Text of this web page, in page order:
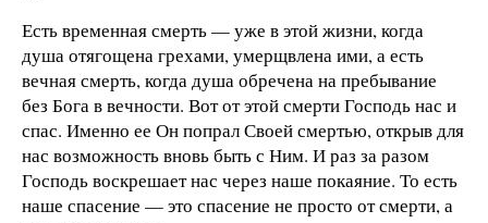
Есть временная смерть — уже в этой жизни, когда
душа отягощена грехами, умерщвлена ими, а есть
вечная смерть, когда душа обречена на пребывание
без Бога в вечности. Вот от этой смерти Господь нас и
спас. Именно ее Он попрал Своей смертью, открыв для
нас возможность вновь быть с Ним. И раз за разом
Господь воскрешает нас через наше покаяние. То есть
наше спасение — это спасение не просто от смерти, а